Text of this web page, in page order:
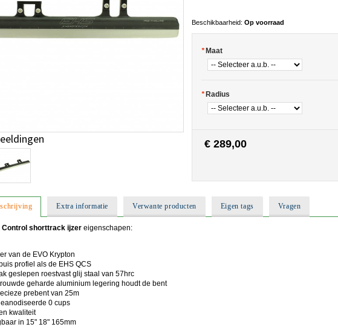
Beschikbaarheid: Op voorraad
* Maat
* Radius
€ 289,00
Extra informatie Verwante producten Eigen tags Vragen
Control shorttrack ijzer eigenschapen:
van de EVO Krypton
profiel als de EHS QCS
geslepen roestvast glij staal van 57hrc
geharde aluminium legering houdt de bent
prebent van 25m
0 cups
kwaliteit
in 15" 18" 165mm